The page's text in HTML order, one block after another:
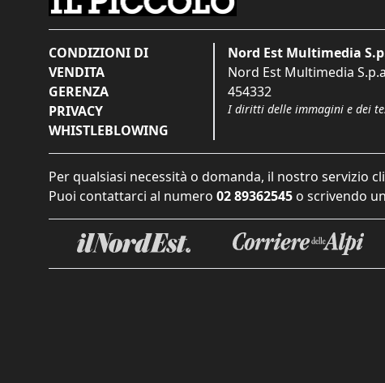
CONDIZIONI DI
VENDITA
GERENZA
PRIVACY
WHISTLEBLOWING
Nord Est Multimedia
Nord Est Multimedia
454332
I diritti delle immagini e dei
Per qualsiasi necessità o domanda, il nostro servizio
Puoi contattarci al numero 02 89362545 o scrivendo